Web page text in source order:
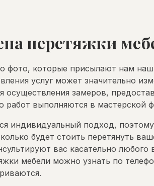
перетяжки
фото, которые присылают нам
услуг может значительно
замеров,
выполняются в
индивидуальный подход,
будет стоить перетянуть
вас касательно
мебели можно узнать по